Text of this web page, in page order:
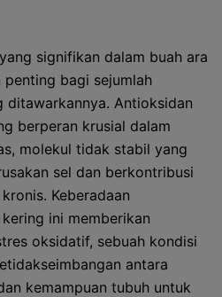
signifikan dalam buah ara
penting bagi sejumlah
ditawarkannya. Antioksidan
berperan krusial dalam
molekul tidak stabil yang
sel dan berkontribusi
Keberadaan
ini memberikan
oksidatif, sebuah kondisi
antara
kemampuan tubuh untuk